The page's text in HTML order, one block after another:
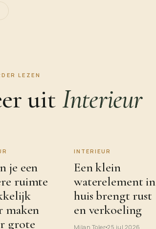
LEZEN
uit Interieur
je een
ruimte
maken
grote
INTERIEUR
Een klein
waterelement in
huis brengt rust
en verkoeling
Milan Toler25 jul 2026